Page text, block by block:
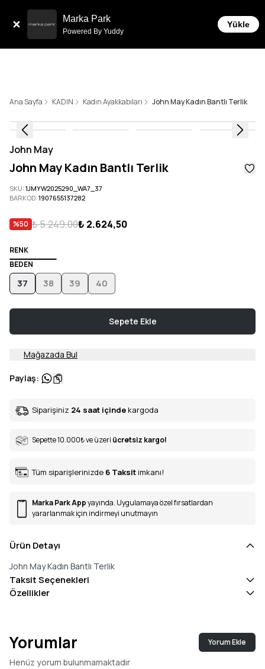
Marka Park
Powered By Yuddy
Yükle
6 Taksit İmkanı!
Ana Sayfa KADIN Kadın Ayakkabıları John May Kadın Bantlı Terlik
John May
John May Kadın Bantlı Terlik
SKU:1JMYW2025290_WA7_37
BARKOD:1907655137282
%50 ₺ 5.249,00₺ 2.624,50
RENK
BEDEN
37 38 39 40
Sepete Ekle
Mağazada Bul
Paylaş:
Siparişiniz 24 saat içinde kargoda
Sepette 10.000₺ve üzeri ücretsiz kargo!
Tüm siparişlerinizde 6 Taksit imkanı!
Marka Park Appyayında. Uygulamaya özel fırsatlardan
yararlanmak için indirmeyi unutmayın
Ürün Detayı
John May Kadın Bantlı Terlik
Taksit Seçenekleri
Özellikler
Yorumlar Yorum Ekle
Henüz yorum bulunmamaktadır